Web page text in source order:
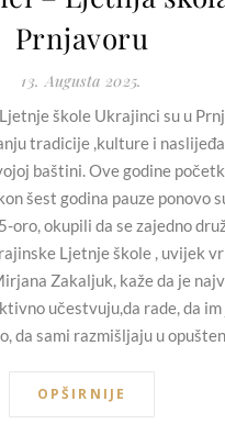
Prnjavoru
13. Augusta 2025.
škole Ukrajinci su u
tradicije ,kulture i
baštini. Ove godine
šest godina pauze ponovo
oro, okupili da se zajedno
Ljetnje škole , uvijek
Zakaljuk, kaže da je
učestvuju,da rade, da im
da sami razmišljaju u
OPŠIRNIJE